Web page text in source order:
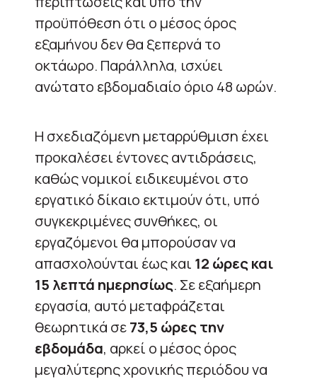
προϋπόθεση ότι ο μέσος όρος
εξαμήνου δεν θα ξεπερνά το
οκτάωρο. Παράλληλα, ισχύει
ανώτατο εβδομαδιαίο όριο 48 ωρών.
Η σχεδιαζόμενη μεταρρύθμιση έχει
προκαλέσει έντονες αντιδράσεις,
καθώς νομικοί ειδικευμένοι στο
εργατικό δίκαιο εκτιμούν ότι, υπό
συγκεκριμένες συνθήκες, οι
εργαζόμενοι θα μπορούσαν να
απασχολούνται έως και 12 ώρες και
15 λεπτά ημερησίως. Σε εξαήμερη
εργασία, αυτό μεταφράζεται
θεωρητικά σε73,5 ώρες την
εβδομάδα, αρκεί ο μέσος όρος
μεγαλύτερης χρονικής περιόδου να